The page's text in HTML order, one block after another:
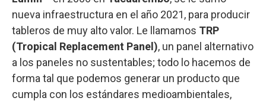
nueva infraestructura en el año 2021, para producir
tableros de muy alto valor. Le llamamos TRP
(Tropical Replacement Panel), un panel alternativo
a los paneles no sustentables; todo lo hacemos de
forma tal que podemos generar un producto que
cumpla con los estándares medioambientales,